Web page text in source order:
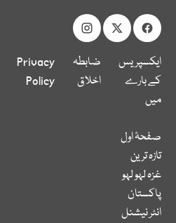
ایکسپریس
کے بارے
میں
ضابطہ
اخلاق
Privacy
Policy
صفحۂ اول
تازہ ترین
غزہ لہو لہو
پاکستان
انٹر نیشنل